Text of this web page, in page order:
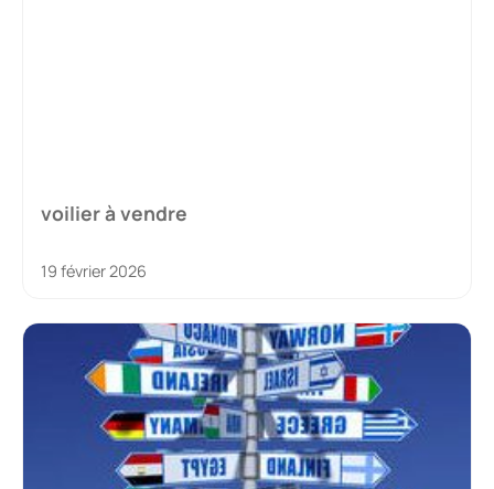
voilier à vendre
19 février 2026